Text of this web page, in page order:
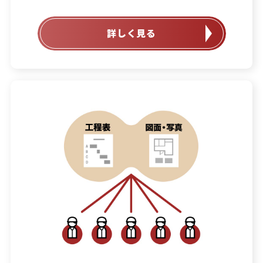
詳しく見る